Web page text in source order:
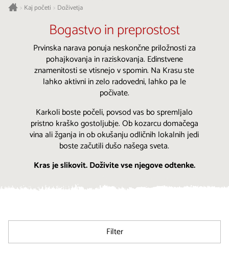
> Kaj početi > Doživetja
Bogastvo in preprostost
Prvinska narava ponuja neskončne priložnosti za
pohajkovanja in raziskovanja. Edinstvene
znamenitosti se vtisnejo v spomin. Na Krasu ste
lahko aktivni in zelo radovedni, lahko pa le
počivate.
Karkoli boste počeli, povsod vas bo spremljalo
pristno kraško gostoljubje. Ob kozarcu domačega
vina ali žganja in ob okušanju odličnih lokalnih jedi
boste začutili dušo našega sveta.
Kras je slikovit. Doživite vse njegove odtenke.
Filter